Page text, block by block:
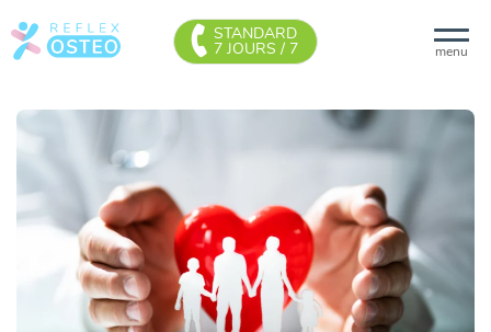
menu
STANDARD
7 JOURS / 7